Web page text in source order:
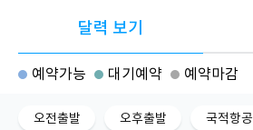
달력 보기
예약가능 대기예약 예약마감
오전출발 오후출발 국적항공